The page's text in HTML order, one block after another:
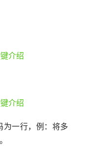
为一行，例：将多